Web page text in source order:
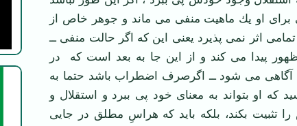
برای او یك ماهیت منفی می‌ ماند و جوهر خاص از
اثر نمی ‌پذیرد یعنی این كه اگر حالت منفی ــ
پیدا می كند و از این جا به بعد است كه در
می ‌شود ــ اگرصرف اضطراب باشد حتما به
كه او بتواند به معنای خود پی ببرد و استقلال و
تثبیت بكند، بلكه باید كه هراسِ مطلق در جایی